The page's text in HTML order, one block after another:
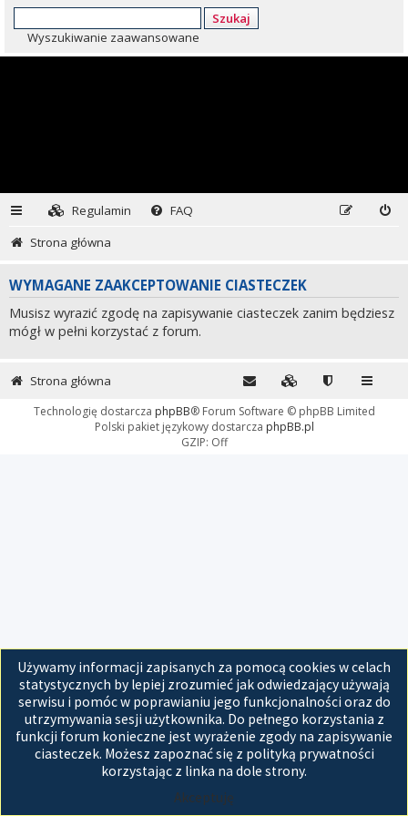
Szukaj
Wyszukiwanie zaawansowane
Regulamin
FAQ
Strona główna
WYMAGANE ZAAKCEPTOWANIE CIASTECZEK
Musisz wyrazić zgodę na zapisywanie ciasteczek zanim będziesz
mógł w pełni korzystać z forum.
Używamy informacji zapisanych za pomocą cookies w celach
statystycznych by lepiej zrozumieć jak odwiedzający używają
serwisu i pomóc w poprawianiu jego funkcjonalności oraz do
utrzymywania sesji użytkownika. Do pełnego korzystania z
funkcji forum konieczne jest wyrażenie zgody na zapisywanie
ciasteczek. Możesz zapoznać się z polityką prywatności
korzystając z linka na dole strony.
Akceptuję
Strona główna
Technologię dostarcza phpBB® Forum Software © phpBB Limited
Polski pakiet językowy dostarcza phpBB.pl
GZIP: Off